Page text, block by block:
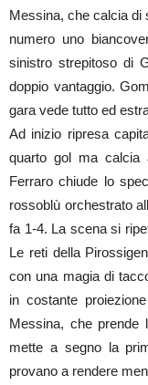
Messina, che calcia di
numero uno
sinistro strepitoso di
doppio vantaggio.
gara vede tutto ed
Ad inizio ripresa
quarto gol ma calcia
Ferraro chiude lo
rossoblù orchestrato
fa 1-4. La scena si
Le reti della
con una magia di
in costante
Messina, che prende
mette a segno la
provano a rendere